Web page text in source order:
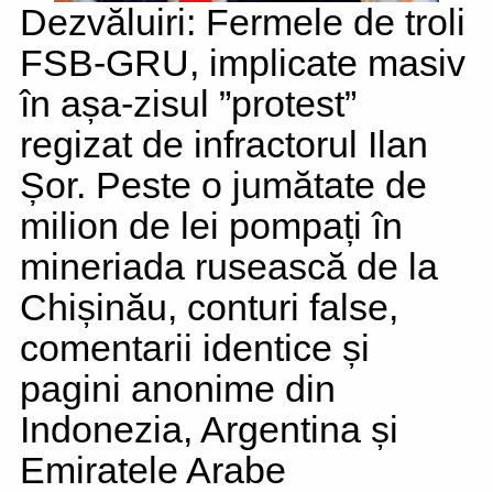
Dezvăluiri: Fermele de troli
FSB-GRU, implicate masiv
în așa-zisul ”protest”
regizat de infractorul Ilan
Șor. Peste o jumătate de
milion de lei pompați în
mineriada rusească de la
Chișinău, conturi false,
comentarii identice și
pagini anonime din
Indonezia, Argentina și
Emiratele Arabe